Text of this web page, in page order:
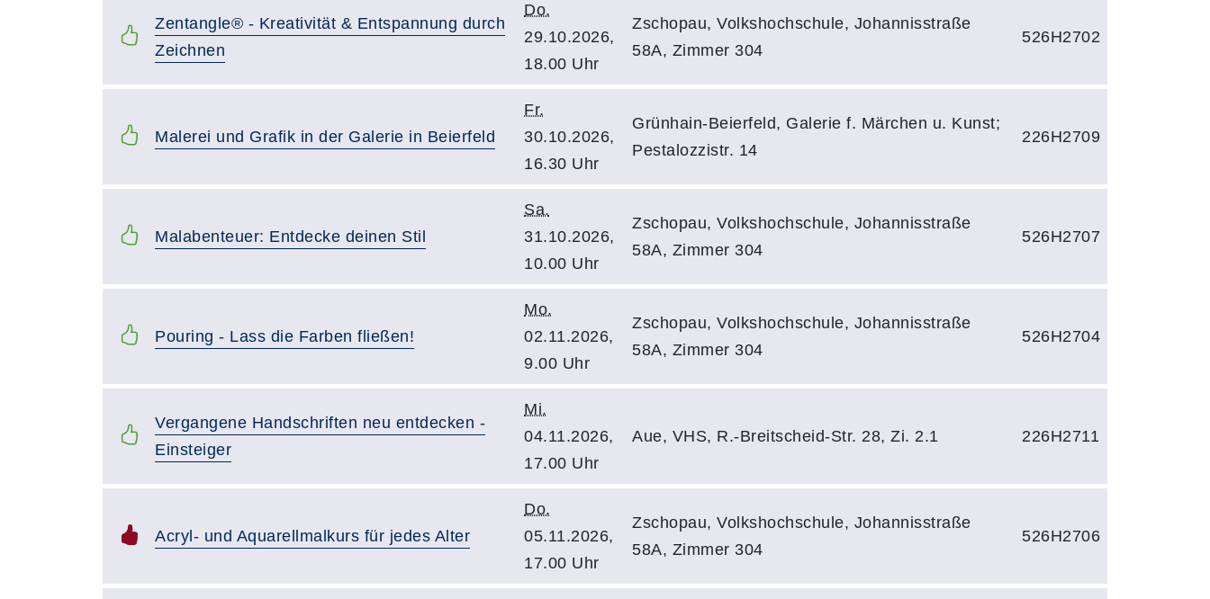
Zentangle® - Kreativität & Entspannung durch
Zeichnen
Do.
29.10.2026,
18.00 Uhr
Zschopau, Volkshochschule, Johannisstraße
58A, Zimmer 304
526H2702
Malerei und Grafik in der Galerie in Beierfeld
Fr.
30.10.2026,
16.30 Uhr
Grünhain-Beierfeld, Galerie f. Märchen u. Kunst;
Pestalozzistr. 14
226H2709
Malabenteuer: Entdecke deinen Stil
Sa.
31.10.2026,
10.00 Uhr
Zschopau, Volkshochschule, Johannisstraße
58A, Zimmer 304
526H2707
Pouring - Lass die Farben fließen!
Mo.
02.11.2026,
9.00 Uhr
Zschopau, Volkshochschule, Johannisstraße
58A, Zimmer 304
526H2704
Vergangene Handschriften neu entdecken -
Einsteiger
Mi.
04.11.2026,
17.00 Uhr
Aue, VHS, R.-Breitscheid-Str. 28, Zi. 2.1 226H2711
Acryl- und Aquarellmalkurs für jedes Alter
Do.
05.11.2026,
17.00 Uhr
Zschopau, Volkshochschule, Johannisstraße
58A, Zimmer 304
526H2706